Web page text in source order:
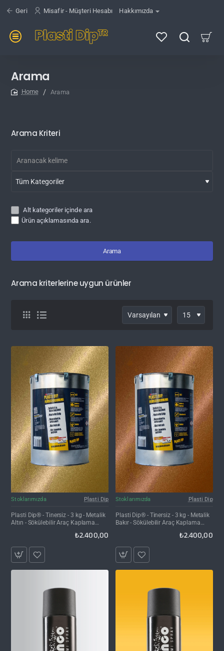
Geri Misafir - Müşteri Hesabı Hakkımızda
Arama
Arama
Arama Kriteri
Alt kategoriler içinde ara
Ürün açıklamasında ara.
Arama
Arama kriterlerine uygun ürünler
Kargo Bedava
Stoklarımızda Plasti Dip
Plasti Dip® - Tinersiz - 3 kg - Metalik
Altın - Sökülebilir Araç Kaplama
₺2.400,00
Kargo Bedava
Stoklarımızda Plasti Dip
Plasti Dip® - Tinersiz - 3 kg - Metalik
Bakır - Sökülebilir Araç Kaplama
₺2.400,00